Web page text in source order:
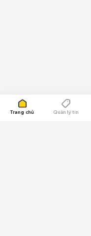
Trang chủ Quản lý tin